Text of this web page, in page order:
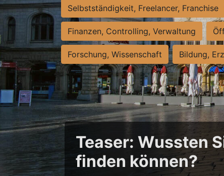
Selbstständigkeit, Freelancer, Franchise
Finanzen, Controlling, Verwaltung
Forschung, Wissenschaft Bildung,
Teaser: Wussten
finden können?